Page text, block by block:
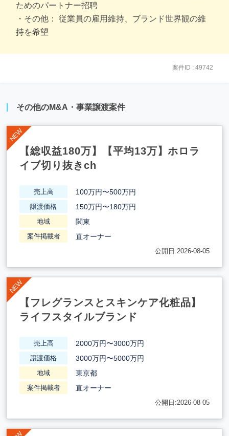
ためのパートナー招聘
・その他： 従業員の雇用維持、ブランド世界観の維
持を希望
案件ID : 49742
その他のM&A・事業譲渡案件
【総収益180万】【平均13万】ホロラ
イブ切り抜きch
売上高 100万円〜500万円
譲渡価格 150万円〜180万円
地域 関東
案件掲載者 直オーナー
公開日:2026-08-05
【フレグランスとスキンケア化粧品】
ライフスタイルブランド
売上高 2000万円〜3000万円
譲渡価格 3000万円〜5000万円
地域 東京都
案件掲載者 直オーナー
公開日:2026-08-05